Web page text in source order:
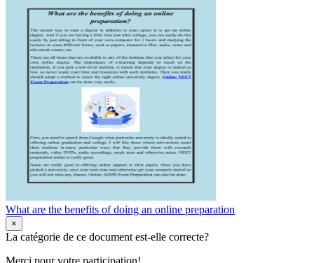
What are the benefits of doing an online preparation
×
La catégorie de ce document est-elle correcte?
Merci pour votre participation!